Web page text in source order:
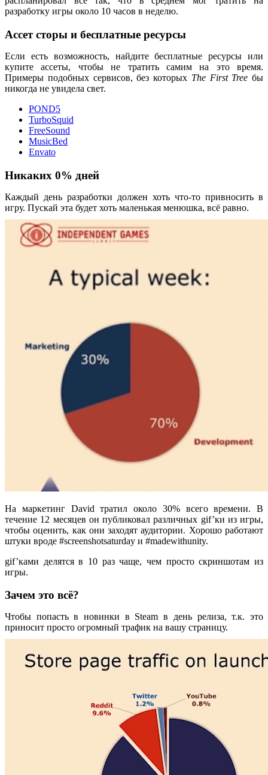
разработку игры около 10 часов в неделю.
Ассет сторы и бесплатные ресурсы
Если есть возможность, найдите бесплатные ресурсы или
купите ассеты, чтобы не тратить самим на это время.
Примеры подобных сервисов, без которых The First Tree бы
никогда не увидела свет.
POND5
TurboSquid
FreeSound
MusicBed
Envato
Никаких 0% дней
Каждый день разработки должен хоть что-то привносить в
игру. Пускай эта будет хоть маленькая менюшка, всё равно.
На маркетинг David тратил около 30% всего времени. В
течение 12 месяцев он публиковал различных gif’ки из игры,
чтобы оценить, как они заходят аудитории. Хорошо работают
штуки вроде #screenshotsaturday и #madewithunity.
gif’ками делятся в 10 раз чаще, чем просто скриншотам из
игры.
Зачем это всё?
Чтобы попасть в новинки в Steam в день релиза, т.к. это
приносит просто огромный трафик на вашу страницу.